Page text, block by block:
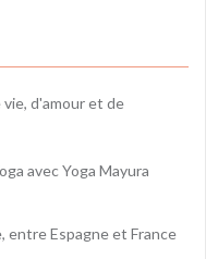
d'amour et de
avec Yoga Mayura
entre Espagne et France